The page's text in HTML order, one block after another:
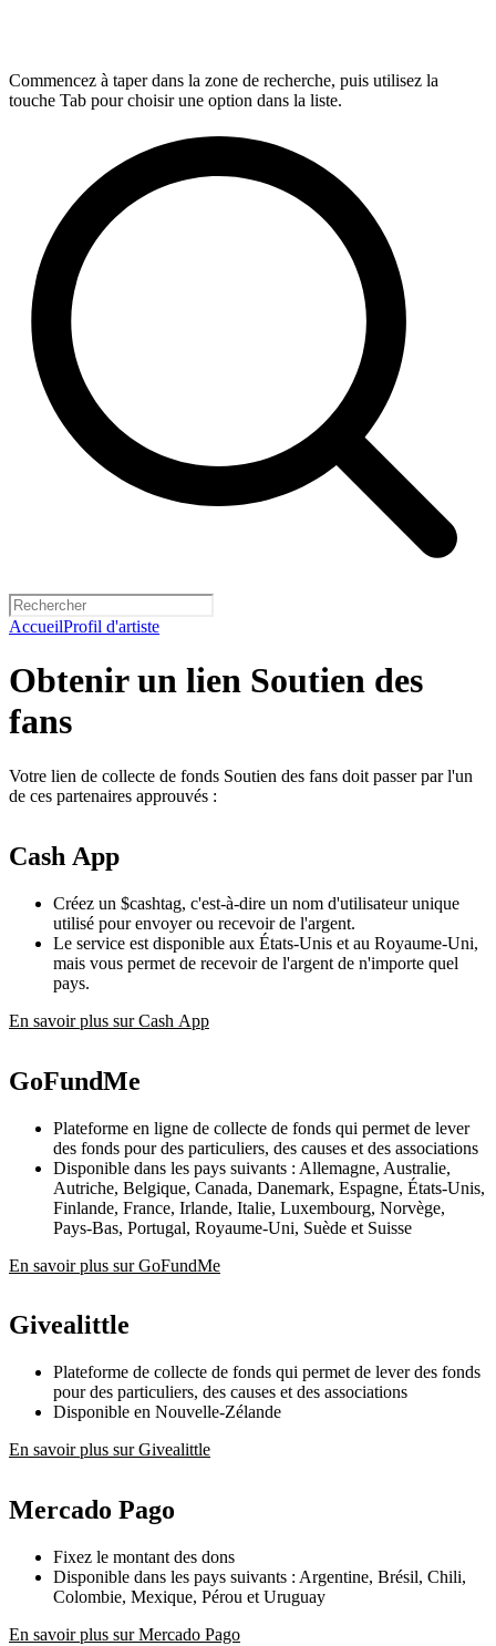
Commencez à taper dans la zone de recherche, puis utilisez la
touche Tab pour choisir une option dans la liste.
AccueilProfil d'artiste
Obtenir un lien Soutien des
fans
Votre lien de collecte de fonds Soutien des fans doit passer par l'un
de ces partenaires approuvés :
Cash App
Créez un $cashtag, c'est-à-dire un nom d'utilisateur unique
utilisé pour envoyer ou recevoir de l'argent.
Le service est disponible aux États-Unis et au Royaume-Uni,
mais vous permet de recevoir de l'argent de n'importe quel
pays.
En savoir plus sur Cash App
GoFundMe
Plateforme en ligne de collecte de fonds qui permet de lever
des fonds pour des particuliers, des causes et des associations
Disponible dans les pays suivants : Allemagne, Australie,
Autriche, Belgique, Canada, Danemark, Espagne, États-Unis,
Finlande, France, Irlande, Italie, Luxembourg, Norvège,
Pays-Bas, Portugal, Royaume-Uni, Suède et Suisse
En savoir plus sur GoFundMe
Givealittle
Plateforme de collecte de fonds qui permet de lever des fonds
pour des particuliers, des causes et des associations
Disponible en Nouvelle-Zélande
En savoir plus sur Givealittle
Mercado Pago
Fixez le montant des dons
Disponible dans les pays suivants : Argentine, Brésil, Chili,
Colombie, Mexique, Pérou et Uruguay
En savoir plus sur Mercado Pago